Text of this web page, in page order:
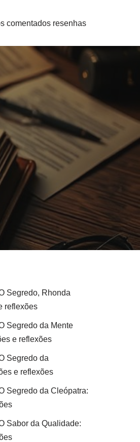
comentados resenhas
Segredo, Rhonda
reflexões
Segredo da Mente
e reflexões
Segredo da
e reflexões
Segredo da Cleópatra:
Sabor da Qualidade: